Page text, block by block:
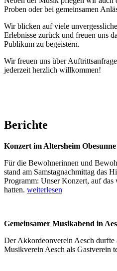
Proben oder bei gemeinsamen
Wir blicken auf viele
Erlebnisse zurück und freuen uns
Publikum zu begeistern.
Wir freuen uns über
jederzeit herzlich willkommen!
Berichte
Konzert im Altersheim
Für die Bewohnerinnen und
stand am Samstagnachmittag das
Programm: Unser Konzert, auf
hatten. weiterlesen
Gemeinsamer Musikabend in
Der Akkordeonverein Aesch durfte
Musikverein Aesch als Gastverein